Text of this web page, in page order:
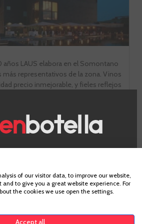
años LAUS elabora en el Somontano
más representativos de la zona. Vinos
precio inmejorable, y fieles reflejos
Enate.
de edad?
debes tener la edad legal de
lo cual es suficiente para
si tienes más de18años
of our visitor data, to improve our website,
and to give you a great website experience. For
the cookies we use open the settings.
Accept all